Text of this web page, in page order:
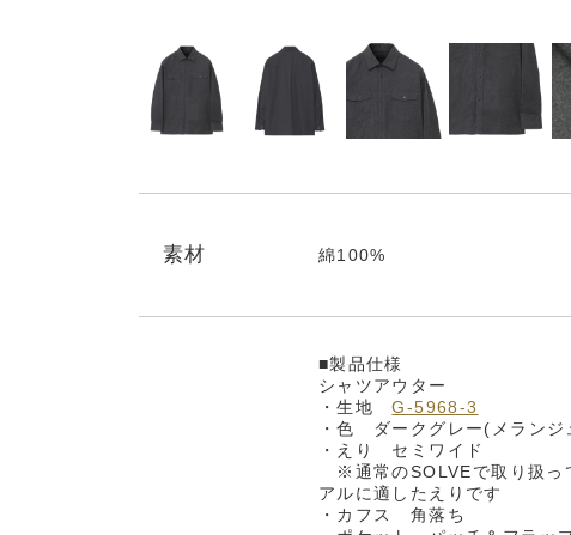
素材 綿100%
■製品仕様
シャツアウター
・生地G-5968-3
・色 ダークグレー(メランジ
・えり セミワイド
※通常のSOLVEで取り扱っ
アルに適したえりです
・カフス 角落ち